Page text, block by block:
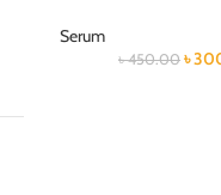
Serum
৳450.00 ৳